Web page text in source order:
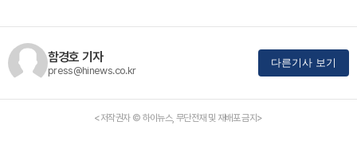
함경호 기자
press@hinews.co.kr
다른기사 보기
<저작권자 © 하이뉴스, 무단전재 및 재배포 금지>